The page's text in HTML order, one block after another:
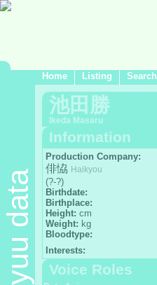
Home Listing Search
Seiyuu data
池田勝
Ikeda Masaru
Information
Production Company:
俳恊 Haikyou
(?-?)
Birthdate:
Birthplace:
Height: cm
Weight: kg
Bloodtype:
Interests:
Voice Roles